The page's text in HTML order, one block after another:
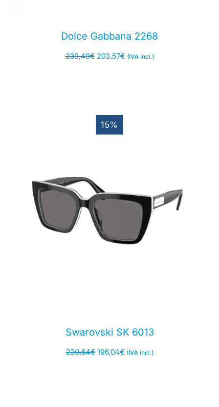
Dolce Gabbana 2268
239,49€ 203,57€ (IVA incl.)
15%
Swarovski SK 6013
230,64€ 196,04€ (IVA incl.)